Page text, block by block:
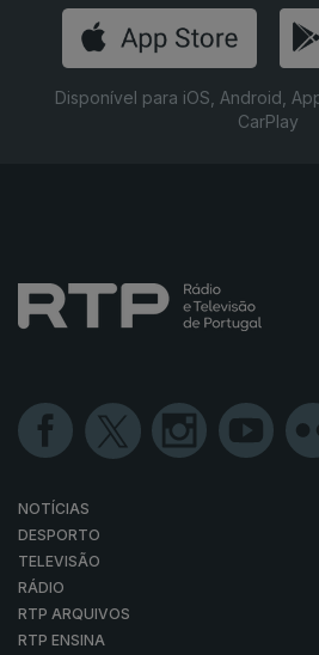
Disponível para iOS, Android,
CarPlay
NOTÍCIAS
DESPORTO
TELEVISÃO
RÁDIO
RTP ARQUIVOS
RTP ENSINA